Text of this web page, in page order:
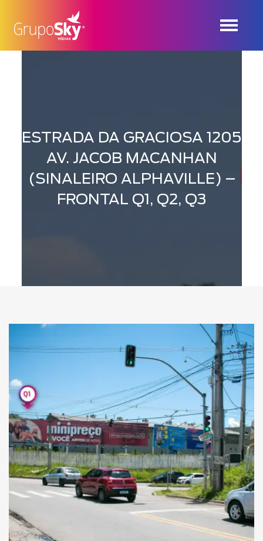
ESTRADA DA GRACIOSA 1205
AV. JACOB MACANHAN
(SINALEIRO ALPHAVILLE) –
FRONTAL Q1, Q2, Q3